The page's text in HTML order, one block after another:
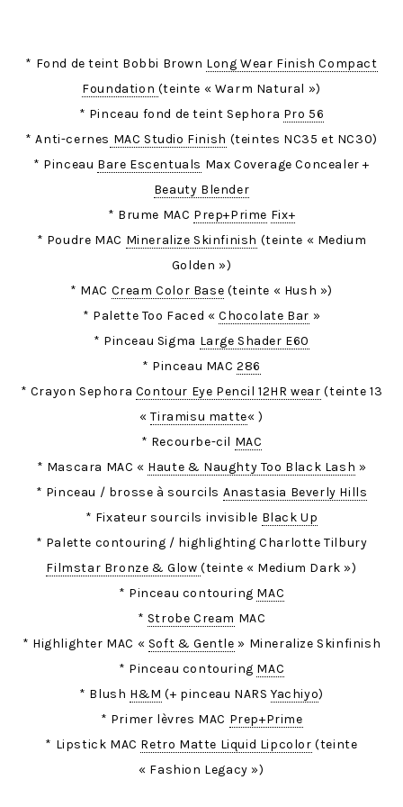
* Fond de teint Bobbi Brown Long Wear Finish Compact
Foundation (teinte « Warm Natural »)
* Pinceau fond de teint Sephora Pro 56
* Anti-cernes MAC Studio Finish (teintes NC35 et NC30)
* Pinceau Bare Escentuals Max Coverage Concealer +
Beauty Blender
* Brume MAC Prep+Prime Fix+
* Poudre MAC Mineralize Skinfinish (teinte « Medium
Golden »)
* MAC Cream Color Base (teinte « Hush »)
* Palette Too Faced «Chocolate Bar »
* Pinceau Sigma Large Shader E60
* Pinceau MAC286
* Crayon Sephora Contour Eye Pencil 12HR wear (teinte 13
«Tiramisu matte« )
* Recourbe-cil MAC
* Mascara MAC « Haute & Naughty Too Black Lash »
* Pinceau / brosse à sourcils Anastasia Beverly Hills
* Fixateur sourcils invisible Black Up
* Palette contouring / highlighting Charlotte Tilbury
Filmstar Bronze & Glow(teinte « Medium Dark »)
* Pinceau contouring MAC
* Strobe Cream MAC
* Highlighter MAC « Soft & Gentle » Mineralize Skinfinish
* Pinceau contouring MAC
* Blush H&M (+ pinceau NARS Yachiyo)
* Primer lèvres MAC Prep+Prime
* Lipstick MAC Retro Matte Liquid Lipcolor (teinte
« Fashion Legacy »)